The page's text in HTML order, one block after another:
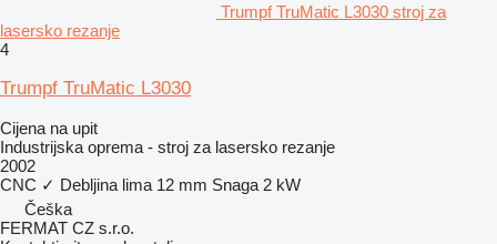
Trumpf TruMatic L3030 stroj za
lasersko rezanje
4
Trumpf TruMatic L3030
Cijena na upit
Industrijska oprema - stroj za lasersko rezanje
2002
CNC ✓ Debljina lima 12 mm Snaga 2 kW
Češka
FERMAT CZ s.r.o.